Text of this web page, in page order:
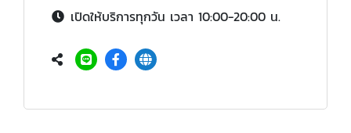
เปิดให้บริการทุกวัน เวลา 10:00-20:00 น.